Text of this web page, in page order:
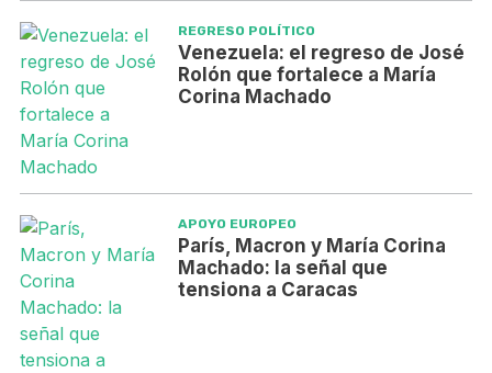
REGRESO POLÍTICO
Venezuela: el regreso de José
Rolón que fortalece a María
Corina Machado
APOYO EUROPEO
París, Macron y María Corina
Machado: la señal que
tensiona a Caracas